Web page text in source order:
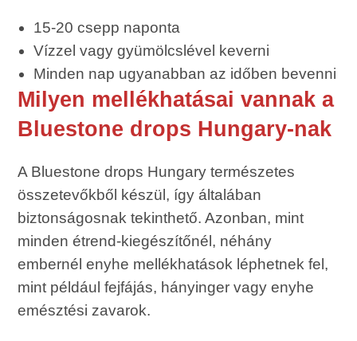
15-20 csepp naponta
Vízzel vagy gyümölcslével keverni
Minden nap ugyanabban az időben bevenni
Milyen mellékhatásai vannak a
Bluestone drops Hungary-nak
A Bluestone drops Hungary természetes
összetevőkből készül, így általában
biztonságosnak tekinthető. Azonban, mint
minden étrend-kiegészítőnél, néhány
embernél enyhe mellékhatások léphetnek fel,
mint például fejfájás, hányinger vagy enyhe
emésztési zavarok.